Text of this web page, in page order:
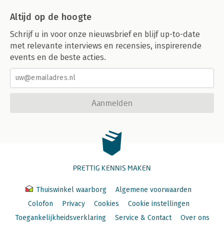
Altijd op de hoogte
Schrijf u in voor onze nieuwsbrief en blijf up-to-date
met relevante interviews en recensies, inspirerende
events en de beste acties.
Aanmelden
PRETTIG KENNIS MAKEN
Thuiswinkel waarborg
Algemene voorwaarden
Colofon
Privacy Cookies
Cookie instellingen
Toegankelijkheidsverklaring
Service & Contact Over ons